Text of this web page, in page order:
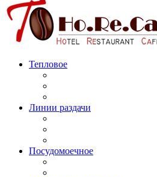
Тепловое
Линии раздачи
Посудомоечное